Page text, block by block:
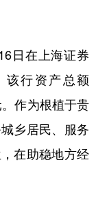
山西
江苏
江西
日在上海证券
该行资产总额
作为根植于贵
乡居民、服务
在助稳地方经